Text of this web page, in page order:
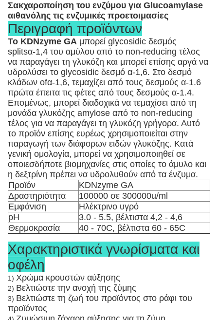
Σακχαροποίηση του ενζύμου για Glucoamylase
αιθανόλης τις ενζυμικές προετοιμασίες
Περιγραφή προϊόντων
Το KDNzyme GA μπορεί glycosidic δεσμός
splitsα-1,4 του αμύλου από το non-reducing τέλος
να παραγάγει τη γλυκόζη και μπορεί επίσης αργά να
υδρολύσει το glycosidic δεσμό α-1,6. Στο δεσμό
κλάδων ofα-1,6, τεμαχίζει από τους δεσμούς α-1.6
πρώτα έπειτα τις φέτες από τους δεσμούς α-1.4.
Επομένως, μπορεί διαδοχικά να τεμαχίσει από τη
μονάδα γλυκόζης amylose από το non-reducing
τέλος για να παραγάγει τη γλυκόζη γρήγορα. Αυτό
το προϊόν επίσης ευρέως χρησιμοποιείται στην
παραγωγή των διάφορων ειδών γλυκόζης. Κατά
γενική ομολογία, μπορεί να χρησιμοποιηθεί σε
οποιεσδήποτε βιομηχανίες στις οποίες το άμυλο και
η δεξτρίνη πρέπει να υδρολυθούν από τα ένζυμα.
Προϊόν
KDNzyme GA
Δραστηριότητα
100000 σε 300000u/ml
Εμφάνιση
Ηλέκτρινο υγρό
pH
3.0 - 5.5, βέλτιστα 4,2 - 4,6
Θερμοκρασία
40 - 70C, βέλτιστα 60 - 65C
Χαρακτηριστικά γνωρίσματα και
οφέλη
1) Χρώμα κρουστών αύξησης
2) Βελτιώστε την ανοχή της ζύμης
3) Βελτιώστε τη ζωή του προϊόντος στο ράφι του
προϊόντος